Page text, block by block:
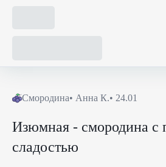
Смородина• Анна К.• 24.01
Изюмная - смородина с
сладостью